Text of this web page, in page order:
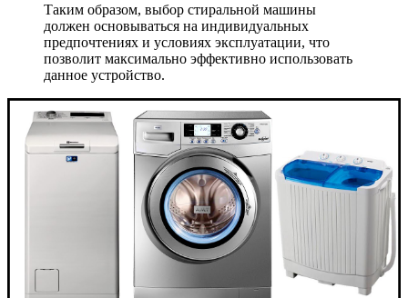
Таким образом, выбор стиральной машины
должен основываться на индивидуальных
предпочтениях и условиях эксплуатации, что
позволит максимально эффективно использовать
данное устройство.